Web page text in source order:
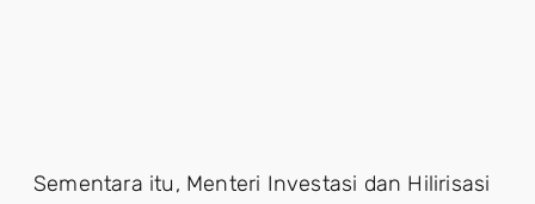
Sementara itu, Menteri Investasi dan Hilirisasi